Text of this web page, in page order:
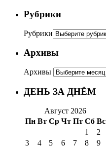
Рубрики
Рубрики
Архивы
Архивы
ДЕНЬ ЗА ДНЁМ
Август 2026
Пн Вт Ср Чт Пт Сб Вс
1
2
3
4 5 6 7 8
9